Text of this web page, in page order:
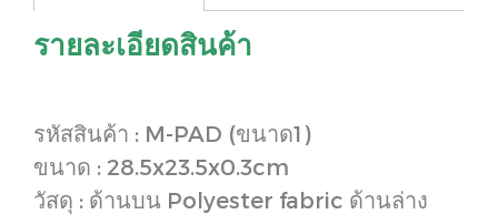
รายละเอียดสินค้า
รหัสสินค้า : M-PAD (ขนาด1)
ขนาด : 28.5x23.5x0.3cm
วัสดุ : ด้านบน Polyester fabric ด้านล่าง